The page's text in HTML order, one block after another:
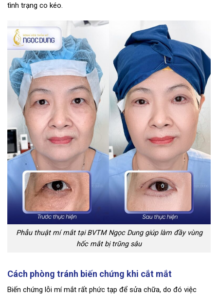
tình trạng co kéo.
Phẫu thuật mí mắt tại BVTM Ngọc Dung giúp làm đầy vùng
hốc mắt bị trũng sâu
Cách phòng tránh biến chứng khi cắt mắt
Biến chứng lỗi mí mắt rất phức tạp để sửa chữa, do đó việc